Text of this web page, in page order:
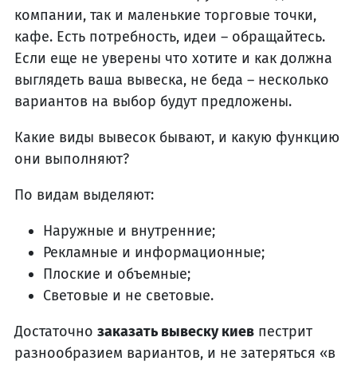
компании, так и маленькие торговые точки,
кафе. Есть потребность, идеи – обращайтесь.
Если еще не уверены что хотите и как должна
выглядеть ваша вывеска, не беда – несколько
вариантов на выбор будут предложены.
Какие виды вывесок бывают, и какую функцию
они выполняют?
По видам выделяют:
Наружные и внутренние;
Рекламные и информационные;
Плоские и объемные;
Световые и не световые.
Достаточно заказать вывеску киев пестрит
разнообразием вариантов, и не затеряться «в